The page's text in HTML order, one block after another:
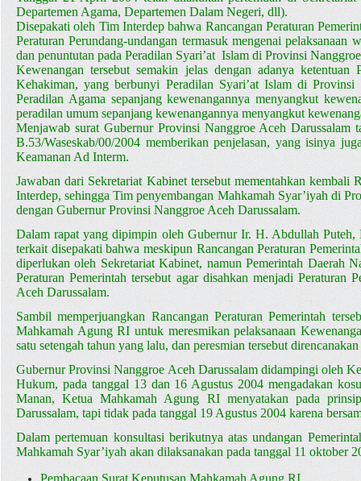
Departemen Agama, Departemen Dalam Negeri, dll).
Disepakati oleh Tim Interdep bahwa Rancangan Peraturan
Peraturan Perundang-undangan termasuk mengenai
dan penuntutan pada Peradilan Syari’at Islam di Provinsi
Kewenangan tersebut semakin jelas dengan adanya
Kehakiman, yang berbunyi Peradilan Syari’at Islam di
Peradilan Agama sepanjang kewenangannya menyangkut
peradilan umum sepanjang kewenangannya menyangkut
Menjawab surat Gubernur Provinsi Nanggroe Aceh
B.53/Waseskab/00/2004 memberikan penjelasan, yang isinya
Keamanan Ad Interm.
Jawaban dari Sekretariat Kabinet tersebut mementahkan kembali
Interdep, sehingga Tim penyembangan Mahkamah Syar’iyah di
dengan Gubernur Provinsi Nanggroe Aceh Darussalam.
Dalam rapat yang dipimpin oleh Gubernur Ir. H. Abdullah
terkait disepakati bahwa meskipun Rancangan Peraturan
diperlukan oleh Sekretariat Kabinet, namun Pemerintah Daerah
Peraturan Pemerintah tersebut agar disahkan menjadi
Aceh Darussalam.
Sambil memperjuangkan Rancangan Peraturan Pemerintah
Mahkamah Agung RI untuk meresmikan pelaksanaan
satu setengah tahun yang lalu, dan peresmian tersebut
Gubernur Provinsi Nanggroe Aceh Darussalam didampingi oleh
Hukum, pada tanggal 13 dan 16 Agustus 2004 mengadakan
Manan, Ketua Mahkamah Agung RI menyatakan pada
Darussalam, tapi tidak pada tanggal 19 Agustus 2004 karena
Dalam pertemuan konsultasi berikutnya atas undangan
Mahkamah Syar’iyah akan dilaksanakan pada tanggal 11 oktober
Pembacaan Surat Keputusan Mahkamah Agung RI